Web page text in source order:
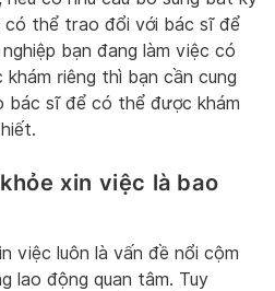
có thể trao đổi với bác sĩ để
bạn đang làm việc có
khám riêng thì bạn cần cung
bác sĩ để có thể được khám
xin việc là bao
việc luôn là vấn đề nổi cộm
lao động quan tâm. Tuy